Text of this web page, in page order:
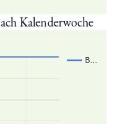
Kalenderwoche
B…